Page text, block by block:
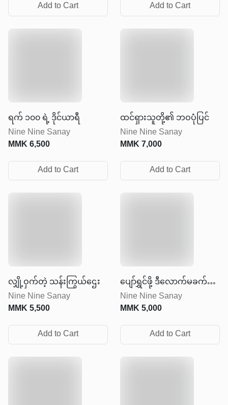
Add to Cart Add to Cart
ရက် ၁၀၀ ရဲ့ ဒိုင်ယာရီ
Nine Nine Sanay
MMK6,500
Add to Cart
ထင်ရှားသူတို့၏ ဘဝပုံပြင်
Nine Nine Sanay
MMK7,000
Add to Cart
လျှို့ဝှက်တဲ့ သန်းကြွယ်ဌေး
Nine Nine Sanay
MMK5,500
Add to Cart
ပျော်ရွှင်ဖို့ ဒီလောက်မခက်ခဲ
ပါနဲ့
Nine Nine Sanay
MMK5,000
Add to Cart